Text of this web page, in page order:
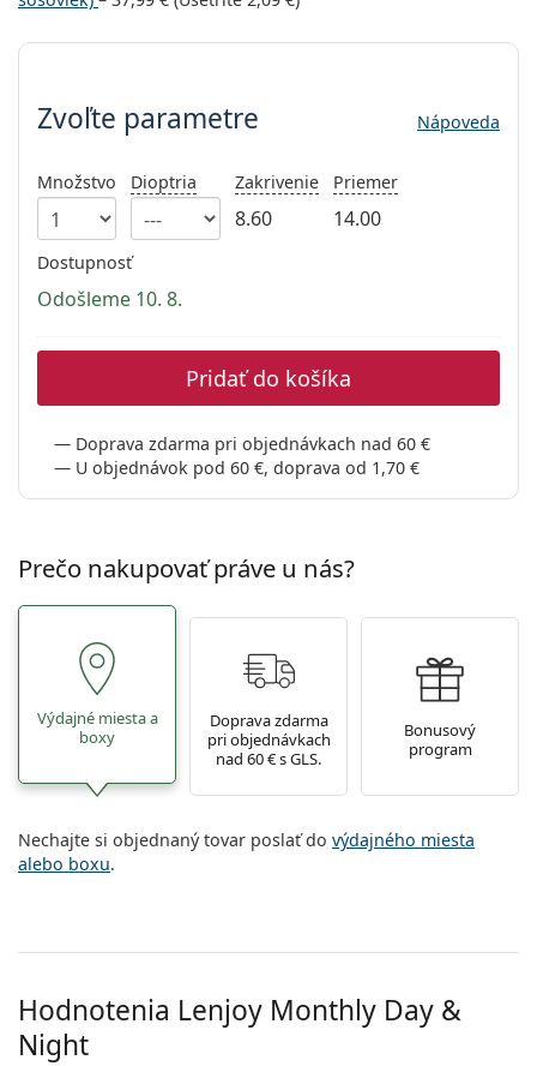
Prada
Všetky roztoky
Zvoľte parametre
Zvoľte parametre Nápoveda
Množstvo Dioptria Zakrivenie
8.60
Priemer
14.00
Dostupnosť
Odošleme 10. 8.
Pridať do košíka
Doprava zdarma pri objednávkach nad 60 €
U objednávok pod 60 €, doprava od 1,70 €
Prečo nakupovať práve u nás?
Výdajné miesta a
boxy
Doprava zdarma
pri objednávkach
nad 60 € s GLS.
Bonusový
program
Nechajte si objednaný tovar poslať do výdajného miesta
alebo boxu.
Hodnotenia Lenjoy Monthly Day &
Night